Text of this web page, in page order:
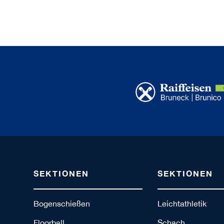
SEKTIONEN
Bogenschießen
SEKTIONEN
Leichtathletik